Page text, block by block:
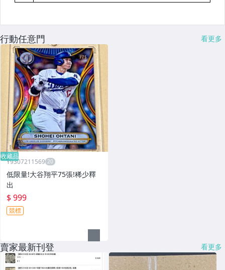
行動任意門 看更多
收藏品
Y9307211569
低限量!大谷翔平75張!稀少釋
出
$ 999
競標
賣家最新刊登 看更多